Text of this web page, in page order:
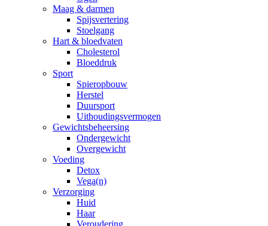
Maag & darmen
Spijsvertering
Stoelgang
Hart & bloedvaten
Cholesterol
Bloeddruk
Sport
Spieropbouw
Herstel
Duursport
Uithoudingsvermogen
Gewichtsbeheersing
Ondergewicht
Overgewicht
Voeding
Detox
Vega(n)
Verzorging
Huid
Haar
Veroudering